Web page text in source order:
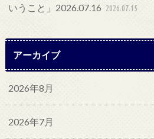
いうこと」2026.07.16 2026.07.15
アーカイブ
2026年8月
2026年7月